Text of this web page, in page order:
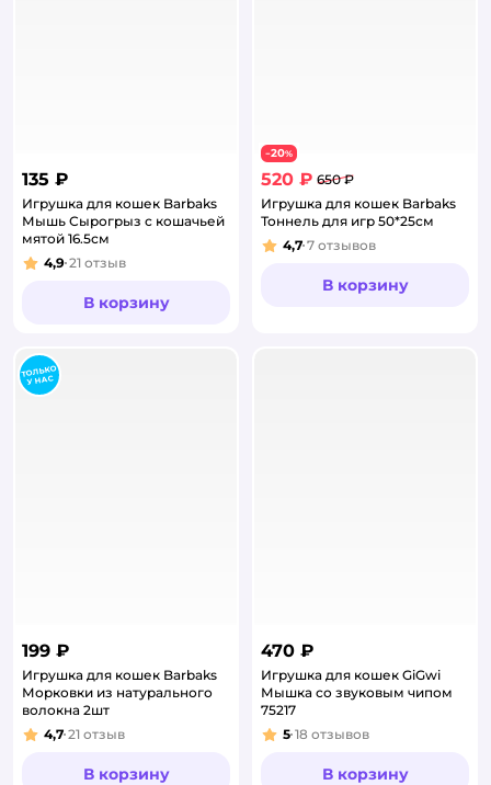
135 ₽
Игрушка для кошек Barbaks
Мышь Сырогрыз с кошачьей
мятой 16.5см
Рейтинг:
4,9 21 отзыв
В корзину
−20%
520 ₽ 650 ₽
Игрушка для кошек Barbaks
Тоннель для игр 50*25см
Рейтинг:
4,7 7 отзывов
В корзину
199 ₽
Игрушка для кошек Barbaks
Морковки из натурального
волокна 2шт
Рейтинг:
4,7 21 отзыв
В корзину
470 ₽
Игрушка для кошек GiGwi
Мышка со звуковым чипом
75217
Рейтинг:
5 18 отзывов
В корзину